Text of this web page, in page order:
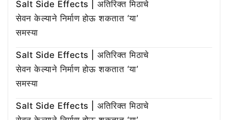
Salt Side Effects | अतिरिक्त मिठाचे
सेवन केल्याने निर्माण होऊ शकतात ‘या’
समस्या
Salt Side Effects | अतिरिक्त मिठाचे
सेवन केल्याने निर्माण होऊ शकतात ‘या’
समस्या
Salt Side Effects | अतिरिक्त मिठाचे